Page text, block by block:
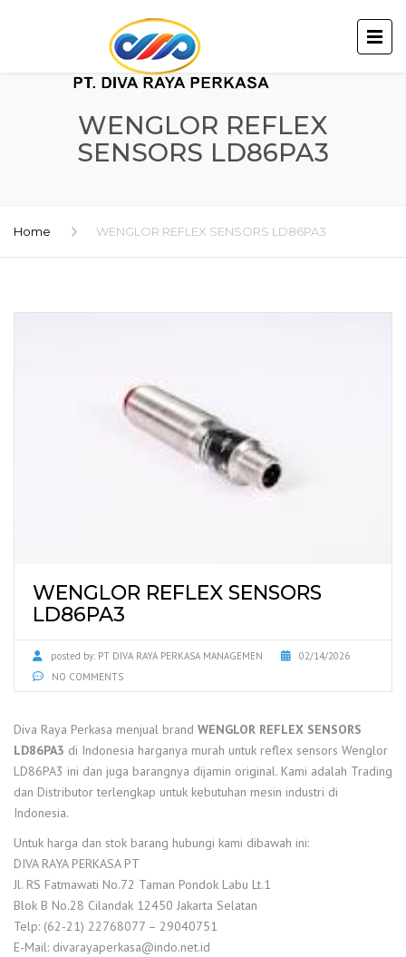
WENGLOR REFLEX
SENSORS LD86PA3
Home WENGLOR REFLEX SENSORS LD86PA3
WENGLOR REFLEX SENSORS
LD86PA3
posted by: PT DIVA RAYA PERKASA MANAGEMEN
02/14/2026
NO COMMENTS
Diva Raya Perkasa menjual brand WENGLOR REFLEX SENSORS
LD86PA3 di Indonesia harganya murah untuk reflex sensors Wenglor
LD86PA3 ini dan juga barangnya dijamin original. Kami adalah Trading
dan Distributor terlengkap untuk kebutuhan mesin industri di
Indonesia.
Untuk harga dan stok barang hubungi kami dibawah ini:
DIVA RAYA PERKASA PT
Jl. RS Fatmawati No.72 Taman Pondok Labu Lt.1
Blok B No.28 Cilandak 12450 Jakarta Selatan
Telp: (62-21) 22768077 – 29040751
E-Mail: divarayaperkasa@indo.net.id